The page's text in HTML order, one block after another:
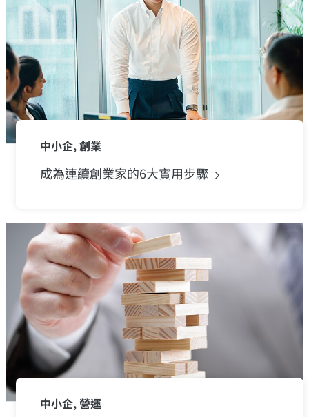
中小企, 創業
成為連續創業家的6大實用步驟
中小企, 營運